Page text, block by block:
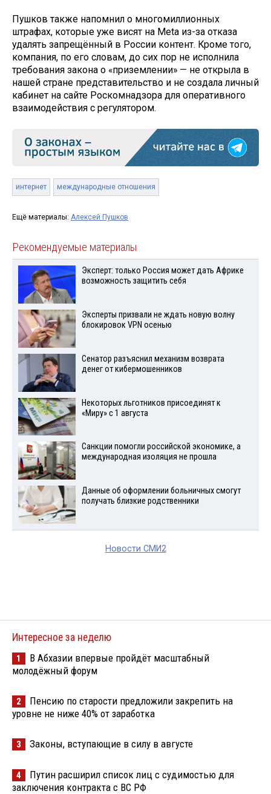
Пушков также напомнил о многомиллионных
штрафах, которые уже висят на Meta из-за отказа
удалять запрещённый в России контент. Кроме того,
компания, по его словам, до сих пор не исполнила
требования закона о «приземлении» — не открыла в
нашей стране представительство и не создала личный
кабинет на сайте Роскомнадзора для оперативного
взаимодействия с регулятором.
интернет международные отношения
Ещё материалы: Алексей Пушков
Рекомендуемые материалы
Эксперт: только Россия может дать Африке
возможность защитить себя
Эксперты призвали не ждать новую волну
блокировок VPN осенью
Сенатор разъяснил механизм возврата
денег от кибермошенников
Некоторых льготников присоединят к
«Миру» с 1 августа
Санкции помогли российской экономике, а
международная изоляция не прошла
Данные об оформлении больничных смогут
получать близкие родственники
Новости СМИ2
Интересное за неделю
1
В Абхазии впервые пройдёт масштабный
молодёжный форум
2
Пенсию по старости предложили закрепить на
уровне не ниже 40% от заработка
3 Законы, вступающие в силу в августе
4
Путин расширил список лиц с судимостью для
заключения контракта с ВС РФ